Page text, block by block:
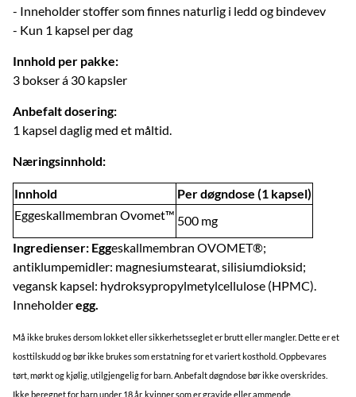
- Inneholder stoffer som finnes naturlig i ledd og bindevev
- Kun 1 kapsel per dag
Innhold per pakke:
3 bokser á 30 kapsler
Anbefalt dosering:
1 kapsel daglig med et måltid.
Næringsinnhold:
Innhold
Per døgndose (1 kapsel)
Eggeskallmembran Ovomet™ 500 mg
Ingredienser: Eggeskallmembran OVOMET®;
antiklumpemidler: magnesiumstearat, silisiumdioksid;
vegansk kapsel: hydroksypropylmetylcellulose (HPMC).
Inneholderegg.
Må ikke brukes dersom lokket eller sikkerhetsseglet er brutt eller mangler. Dette er et
kosttilskudd og bør ikke brukes som erstatning for et variert kosthold. Oppbevares
tørt, mørkt og kjølig, utilgjengelig for barn. Anbefalt døgndose bør ikke overskrides.
Ikke beregnet for barn under 18 år, kvinner som er gravide eller ammende.